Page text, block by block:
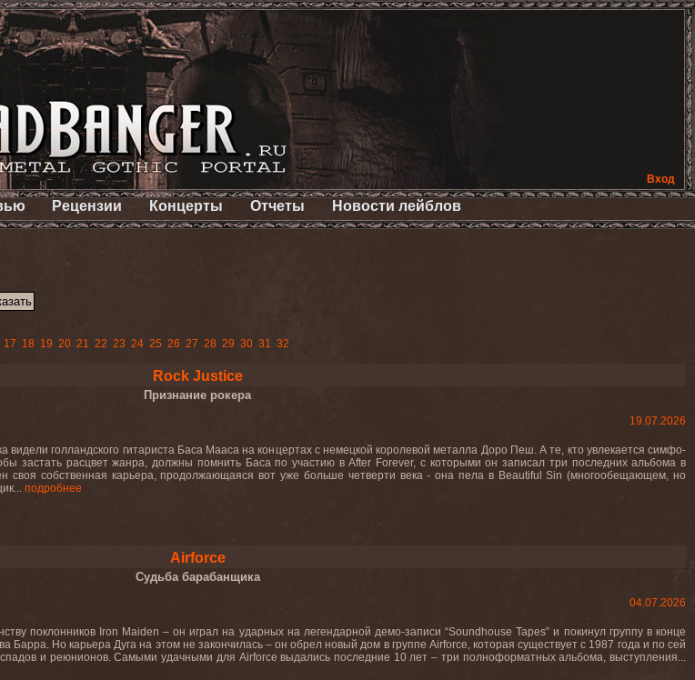
Вход
Рецензии Концерты Отчеты Новости лейблов
17 18 19 20 21 22 23 24 25 26 27 28 29 30 31 32
Rock Justice
Признание рокера
19.07.2026
видели голландского гитариста Баса Мааса на концертах c немецкой королевой металла Доро Пеш. А те, кто увлекается симфо-
застать расцвет жанра, должны помнить Баса по участию в After Forever, с которыми он записал три последних альбома в
своя собственная карьера, продолжающаяся вот уже больше четверти века - она пела в Beautiful Sin (многообещающем, но
подробнее
Airforce
Судьба барабанщика
04.07.2026
поклонников Iron Maiden – он играл на ударных на легендарной демо-записи “Soundhouse Tapes” и покинул группу в конце
Барра. Но карьера Дуга на этом не закончилась – он обрел новый дом в группе Airforce, которая существует с 1987 года и по сей
и реюнионов. Самыми удачными для Airforce выдались последние 10 лет – три полноформатных альбома, выступления...